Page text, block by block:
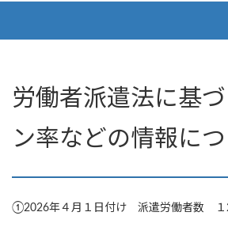
労働者派遣法に基
ン率などの情報に
①2026年４月１日付け 派遣労働者数 １